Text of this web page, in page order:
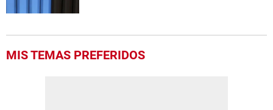
MIS TEMAS PREFERIDOS